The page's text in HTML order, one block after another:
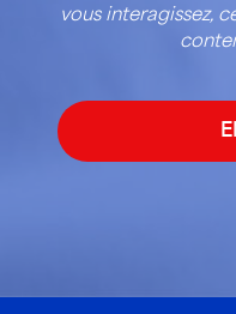
vous interagissez,